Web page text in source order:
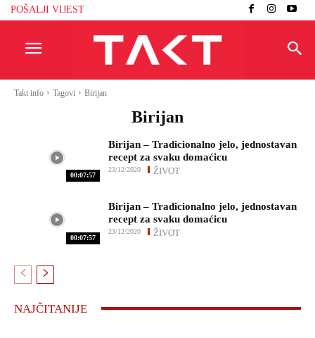
POŠALJI VIJEST
Takt info Tagovi Birijan
Birijan
00:07:57
Birijan – Tradicionalno jelo, jednostavan
recept za svaku domaćicu
ŽIVOT
23/12/2020
00:07:57
Birijan – Tradicionalno jelo, jednostavan
recept za svaku domaćicu
ŽIVOT
23/12/2020
NAJČITANIJE